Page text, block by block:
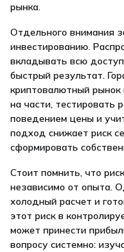
рынка.
Отдельного внимания
инвестированию.
вкладывать всю
быстрый результат.
криптовалютный рынок
на части, тестировать
поведением цены и
подход снижает риск
сформировать
Стоит помнить, что
независимо от опыта.
холодный расчет и
этот риск в
может принести
вопросу системно: